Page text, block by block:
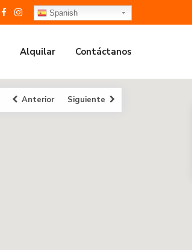
Spanish
Alquilar Contáctanos
Anterior Siguiente